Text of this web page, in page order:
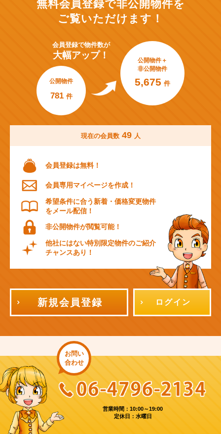
無料会員登録で非公開物件を
ご覧いただけます！
会員登録で物件数が
大幅アップ！
公開物件
781 件
公開物件＋
非公開物件
5,675 件
現在の会員数 49 人
会員登録は無料！
会員専用マイページを作成！
希望条件に合う新着・価格変更物件
をメール配信！
非公開物件が閲覧可能！
他社にはない特別限定物件のご紹介
チャンスあり！
新規会員登録 ログイン
お問い
合わせ
営業時間：10:00～19:00
定休日：水曜日